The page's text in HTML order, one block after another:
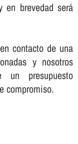
en brevedad será
contacto de una
y nosotros
un presupuesto
compromiso.